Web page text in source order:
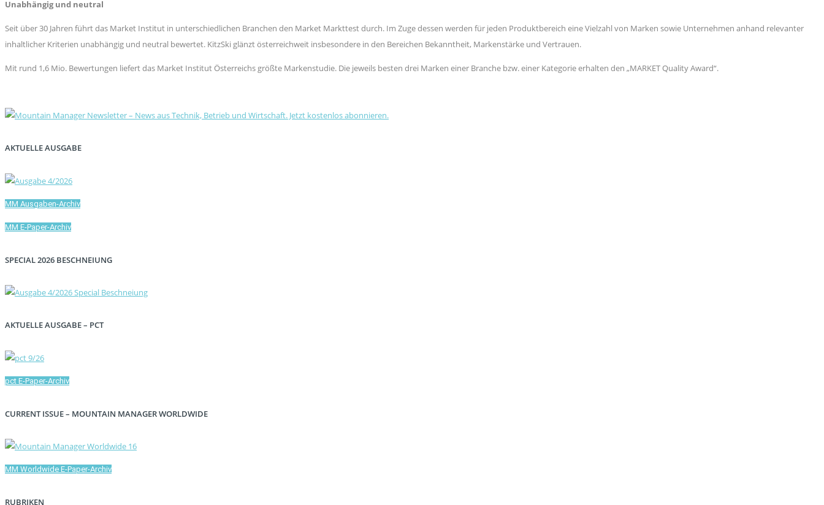
Unabhängig und neutral
Seit über 30 Jahren führt das Market Institut in unterschiedlichen Branchen den Market Markttest durch. Im Zuge dessen werden für jeden Produktbereich eine Vielzahl von Marken sowie Unternehmen anhand relevanter
inhaltlicher Kriterien unabhängig und neutral bewertet. KitzSki glänzt österreichweit insbesondere in den Bereichen Bekanntheit, Markenstärke und Vertrauen.
Mit rund 1,6 Mio. Bewertungen liefert das Market Institut Österreichs größte Markenstudie. Die jeweils besten drei Marken einer Branche bzw. einer Kategorie erhalten den „MARKET Quality Award“.
AKTUELLE AUSGABE
MM Ausgaben-Archiv
MM E-Paper-Archiv
SPECIAL 2026 BESCHNEIUNG
AKTUELLE AUSGABE – PCT
pct E-Paper-Archiv
CURRENT ISSUE – MOUNTAIN MANAGER WORLDWIDE
MM Worldwide E-Paper-Archiv
RUBRIKEN